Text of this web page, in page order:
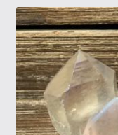
Maksutavat ja
Myymälät
Oma tili
Ostoskori